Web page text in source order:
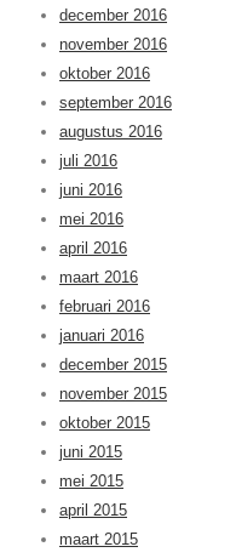
december 2016
november 2016
oktober 2016
september 2016
augustus 2016
juli 2016
juni 2016
mei 2016
april 2016
maart 2016
februari 2016
januari 2016
december 2015
november 2015
oktober 2015
juni 2015
mei 2015
april 2015
maart 2015